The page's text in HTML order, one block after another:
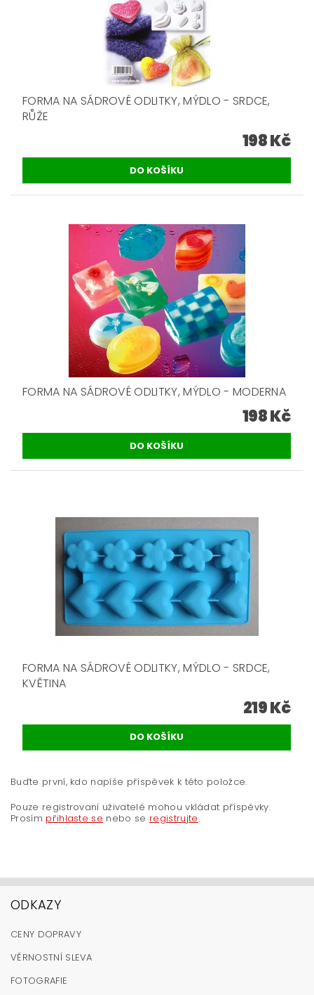
FORMA NA SÁDROVÉ ODLITKY, MÝDLO - SRDCE,
RŮŽE
198 Kč
FORMA NA SÁDROVÉ ODLITKY, MÝDLO - MODERNA
198 Kč
FORMA NA SÁDROVÉ ODLITKY, MÝDLO - SRDCE,
KVĚTINA
219 Kč
Buďte první, kdo napíše příspěvek k této položce.
Pouze registrovaní uživatelé mohou vkládat příspěvky.
Prosím přihlaste se nebo se registrujte.
ODKAZY
CENY DOPRAVY
VĚRNOSTNÍ SLEVA
FOTOGRAFIE